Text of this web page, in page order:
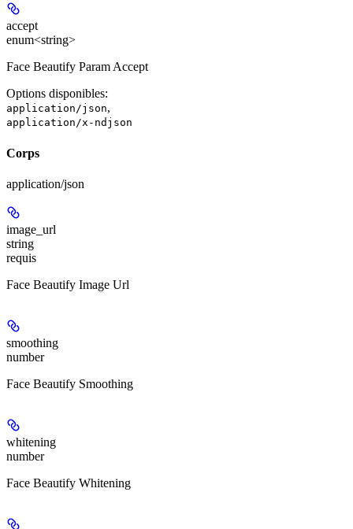
accept
enum<string>
Face Beautify Param Accept
Options disponibles:
application/json,
application/x-ndjson
Corps
application/json
image_url
string
requis
Face Beautify Image Url
smoothing
number
Face Beautify Smoothing
whitening
number
Face Beautify Whitening